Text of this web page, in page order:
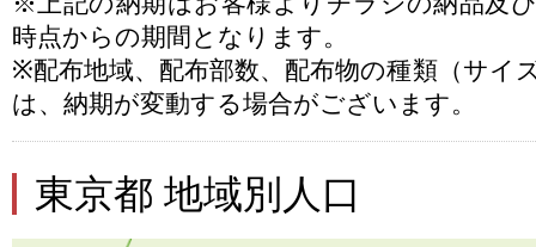
時点からの期間となります。
※配布地域、配布部数、配布物の種類（サイ
は、納期が変動する場合がございます。
東京都 地域別人口